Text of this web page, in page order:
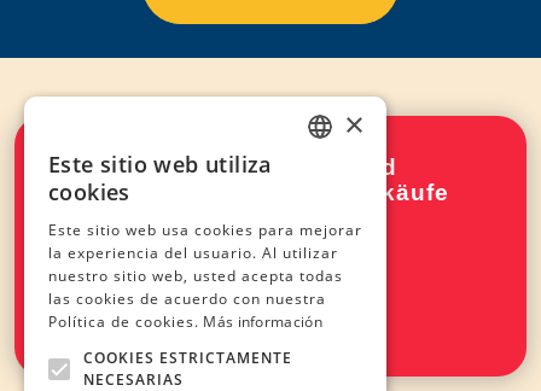
Melden Sie sich jetzt an und
beschleunigen Sie Ihre Verkäufe
Anmelden
FRENCH
×
Este sitio web utiliza
cookies
Este sitio web usa cookies para mejorar
la experiencia del usuario. Al utilizar
nuestro sitio web, usted acepta todas
las cookies de acuerdo con nuestra
Política de cookies. Más información
COOKIES ESTRICTAMENTE
NECESARIAS